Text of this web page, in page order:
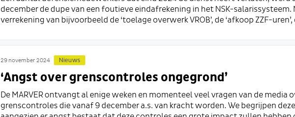
december de dupe van een foutieve eindafrekening in het NSK-salarissysteem.
verrekening van bijvoorbeeld de ‘toelage overwerk VROB’, de ‘afkoop ZZF-uren’,
29 november 2024 Nieuws
‘Angst over grenscontroles ongegrond’
De MARVER ontvangt al enige weken en momenteel veel vragen van de media
grenscontroles die vanaf 9 december a.s. van kracht worden. We begrijpen